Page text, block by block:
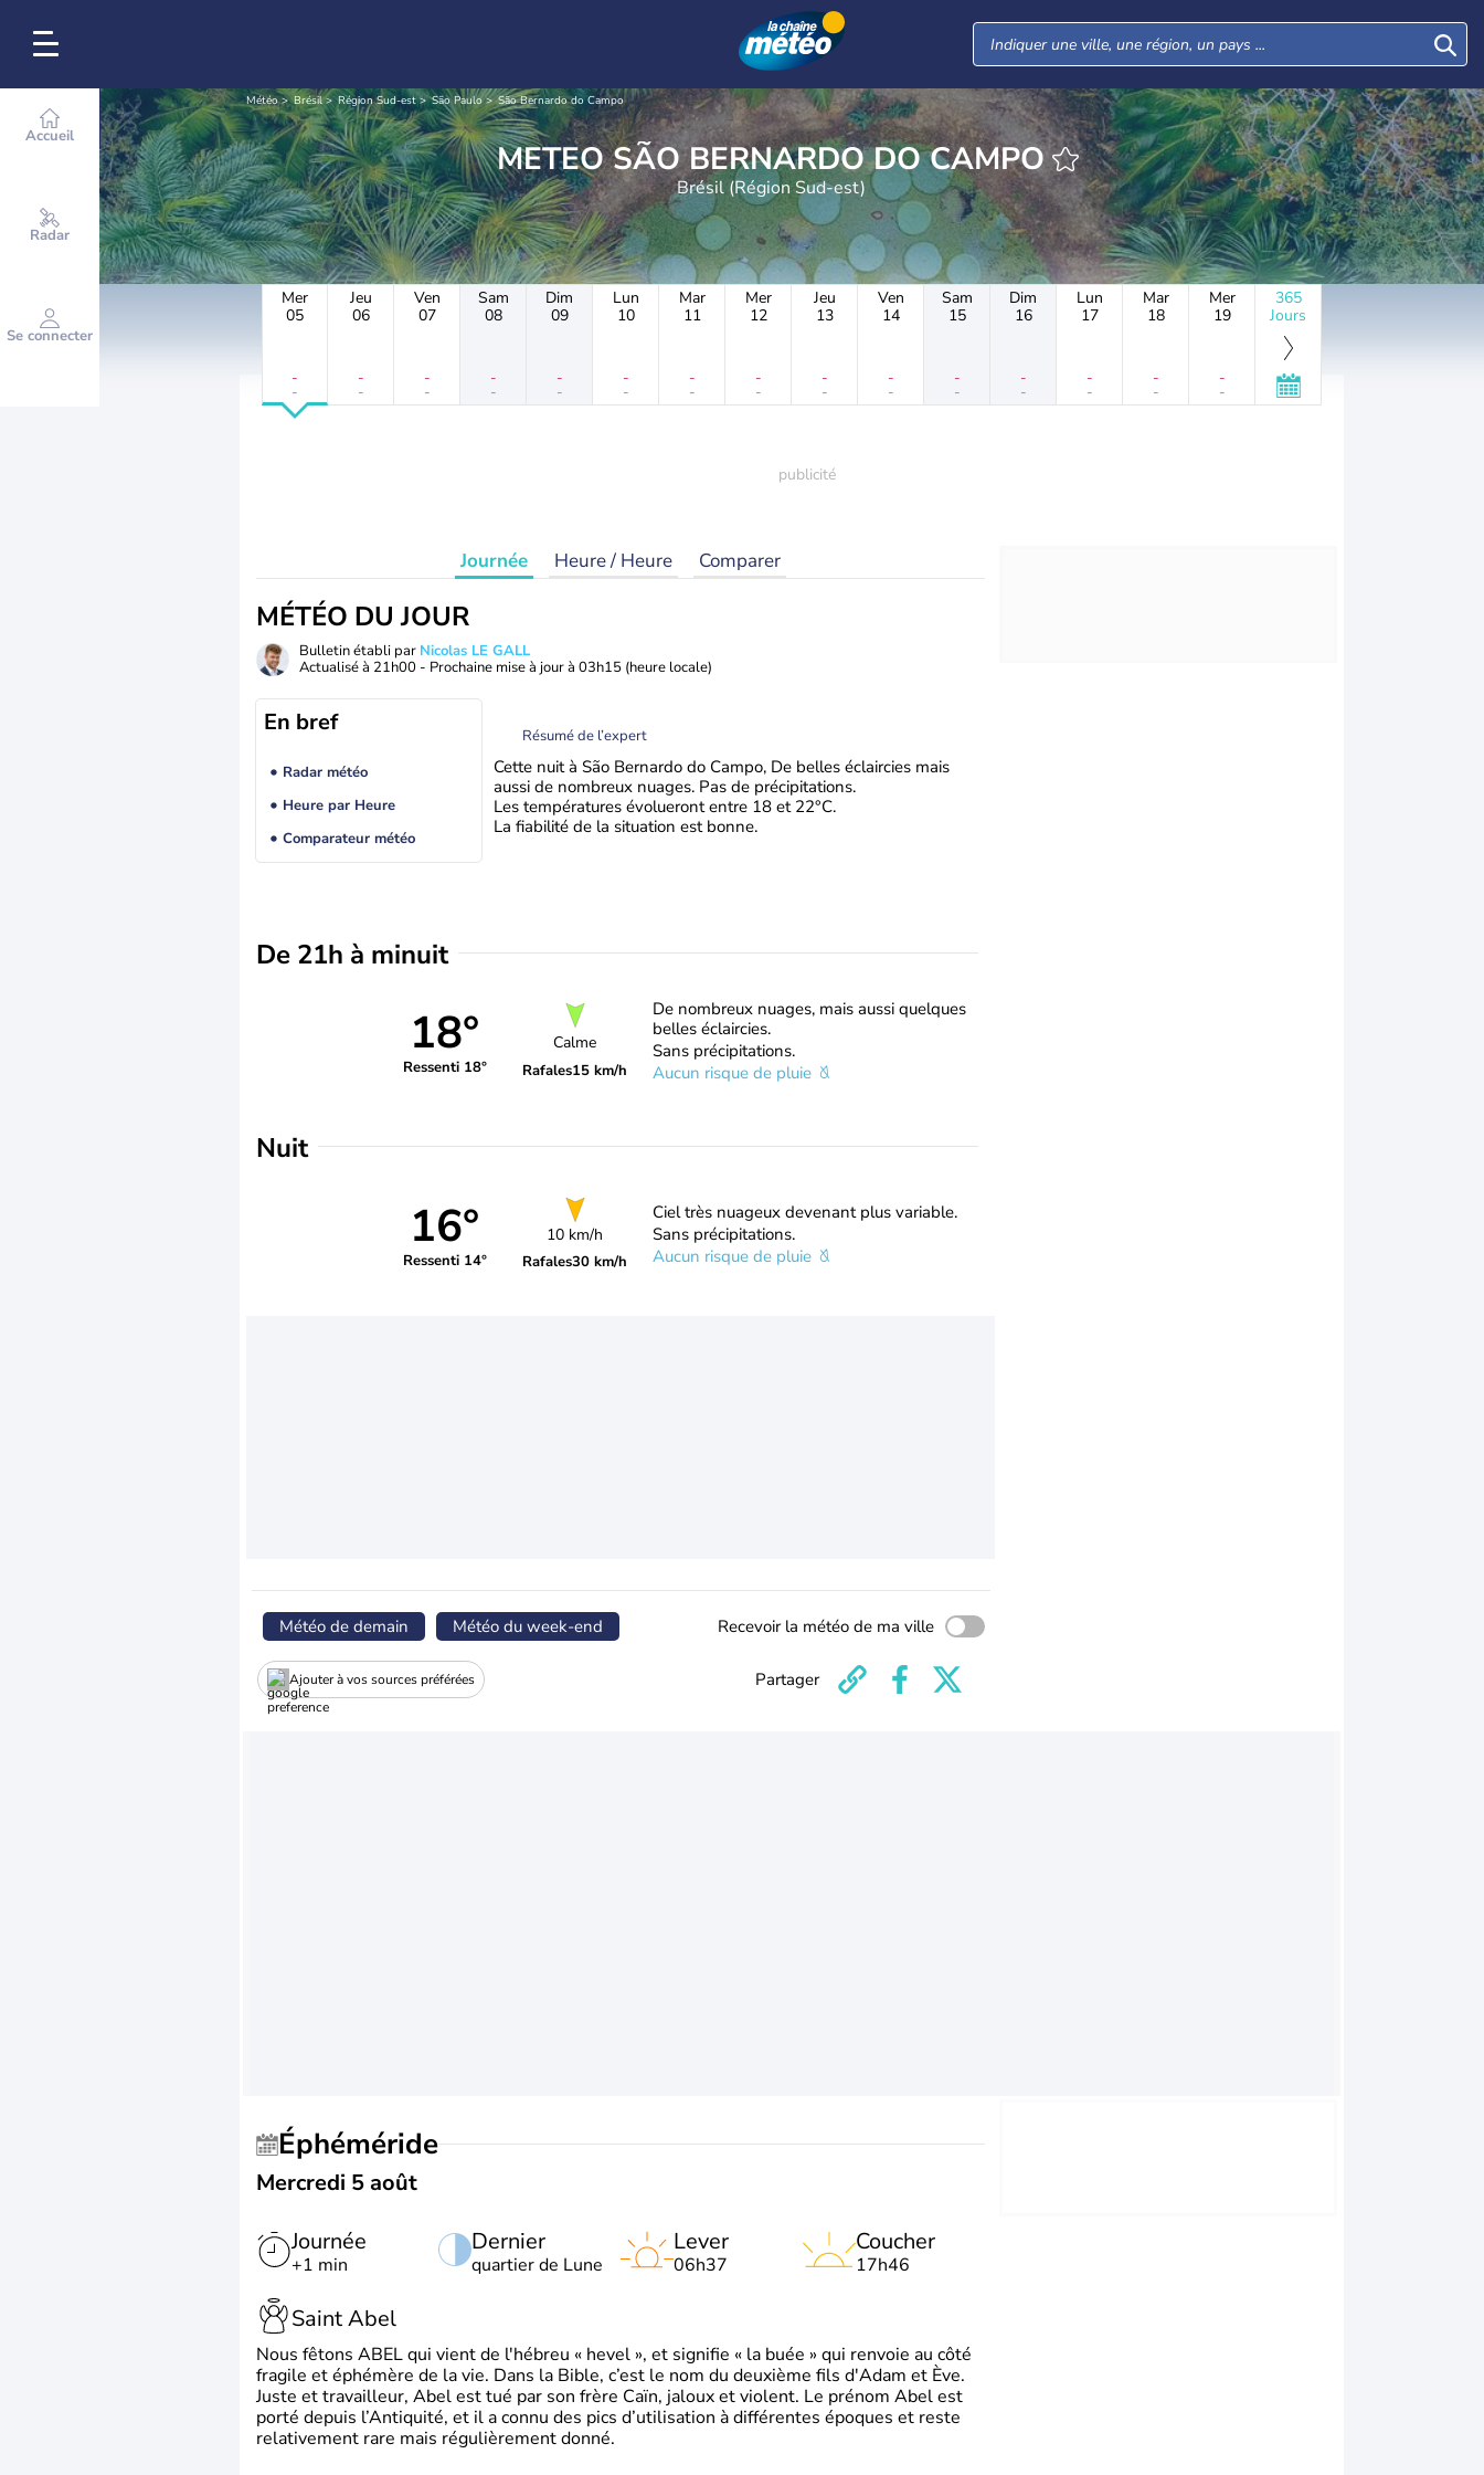
Accueil
Radar
Se connecter
Météo Brésil Région Sud-est São Paulo São Bernardo do Campo
METEO SÃO BERNARDO DO CAMPO
Brésil (Région Sud-est)
Mer
05
-
-
Jeu
06
-
-
Ven
07
-
-
Sam
08
-
-
Dim
09
-
-
Lun
10
-
-
Mar
11
-
-
Mer
12
-
-
Jeu
13
-
-
Ven
14
-
-
Sam
15
-
-
Dim
16
-
-
Lun
17
-
-
Mar
18
-
-
Mer
19
-
-
365
Jours
Journée Heure / Heure Comparer
MÉTÉO DU JOUR
Bulletin établi par Nicolas LE GALL
Actualisé à 21h00 - Prochaine mise à jour à 03h15 (heure locale)
En bref
Radar météo
Heure par Heure
Comparateur météo
Résumé de l’expert
Cette nuit à São Bernardo do Campo, De belles éclaircies mais
aussi de nombreux nuages. Pas de précipitations.
Les températures évolueront entre 18 et 22°C.
La fiabilité de la situation est bonne.
De 21h à minuit
18°
Ressenti 18°
Calme
Rafales15 km/h
De nombreux nuages, mais aussi quelques
belles éclaircies.
Sans précipitations.
Aucun risque de pluie
Nuit
16°
Ressenti 14°
10 km/h
Rafales30 km/h
Ciel très nuageux devenant plus variable.
Sans précipitations.
Aucun risque de pluie
Météo de demain Météo du week-end Recevoir la météo de ma ville
Ajouter à vos sources préférées Partager
Éphéméride
Mercredi 5 août
Journée
+1 min
Dernier
quartier de Lune
Lever
06h37
Coucher
17h46
Saint Abel
Nous fêtons ABEL qui vient de l'hébreu « hevel », et signifie « la buée » qui renvoie au côté
fragile et éphémère de la vie. Dans la Bible, c’est le nom du deuxième fils d'Adam et Ève.
Juste et travailleur, Abel est tué par son frère Caïn, jaloux et violent. Le prénom Abel est
porté depuis l’Antiquité, et il a connu des pics d’utilisation à différentes époques et reste
relativement rare mais régulièrement donné.